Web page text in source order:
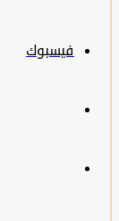
فيسبوك